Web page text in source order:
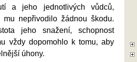
a jeho jednotlivých vůdců,
nepřivodilo žádnou škodu.
jeho snažení, schopnost
vždy dopomohlo k tomu, aby
úhony.